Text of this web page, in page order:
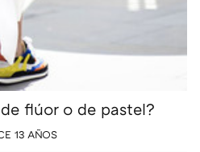
flúor o de pastel?
13 AÑOS